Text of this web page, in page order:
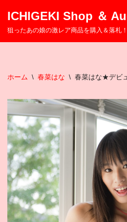
コ
ツ
ッ
プ
ICHIGEKI Shop ＆
狙ったあの娘の激レア商品を購入＆落札！
ホーム \ 春菜はな \ 春菜はな★デビ